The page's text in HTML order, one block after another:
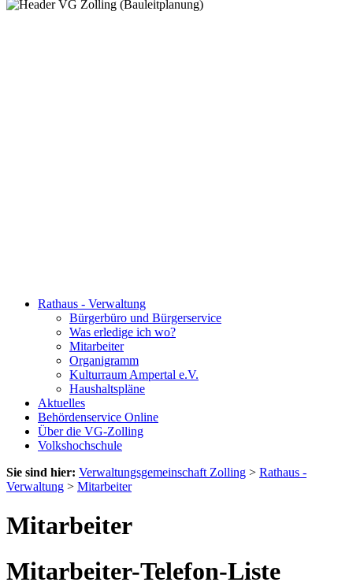
Rathaus - Verwaltung
Bürgerbüro und Bürgerservice
Was erledige ich wo?
Mitarbeiter
Organigramm
Kulturraum Ampertal e.V.
Haushaltspläne
Aktuelles
Behördenservice Online
Über die VG-Zolling
Volkshochschule
Sie sind hier: Verwaltungsgemeinschaft Zolling > Rathaus -
Verwaltung > Mitarbeiter
Mitarbeiter
Mitarbeiter-Telefon-Liste